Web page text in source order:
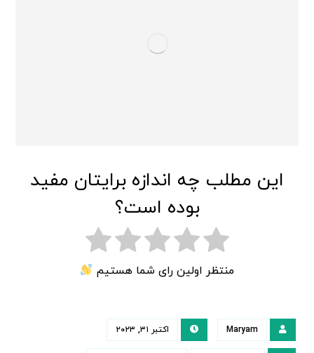
این مطلب چه اندازه برایتان مفید
بوده است؟
منتظر اولین رای شما هستیم
Maryam اکتبر ۳۱, ۲۰۲۳